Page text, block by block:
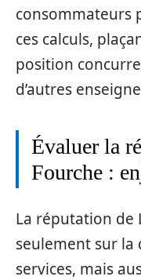
consommateurs
ces calculs,
position
d’autres
Évaluer la
Fourche :
La réputation de
seulement sur la
services, mais